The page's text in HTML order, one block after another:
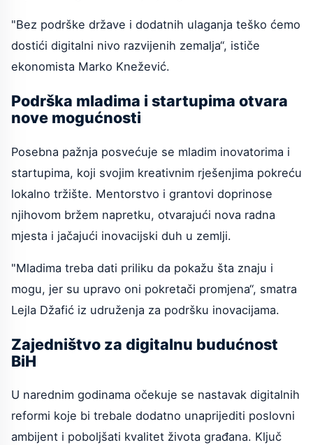
"Bez podrške države i dodatnih ulaganja teško ćemo
dostići digitalni nivo razvijenih zemalja“, ističe
ekonomista Marko Knežević.
Podrška mladima i startupima otvara
nove mogućnosti
Posebna pažnja posvećuje se mladim inovatorima i
startupima, koji svojim kreativnim rješenjima pokreću
lokalno tržište. Mentorstvo i grantovi doprinose
njihovom bržem napretku, otvarajući nova radna
mjesta i jačajući inovacijski duh u zemlji.
"Mladima treba dati priliku da pokažu šta znaju i
mogu, jer su upravo oni pokretači promjena“, smatra
Lejla Džafić iz udruženja za podršku inovacijama.
Zajedništvo za digitalnu budućnost
BiH
U narednim godinama očekuje se nastavak digitalnih
reformi koje bi trebale dodatno unaprijediti poslovni
ambijent i poboljšati kvalitet života građana. Ključ